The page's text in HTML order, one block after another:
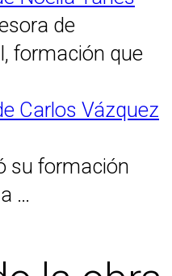
de
formación que
Carlos Vázquez
su formación
…